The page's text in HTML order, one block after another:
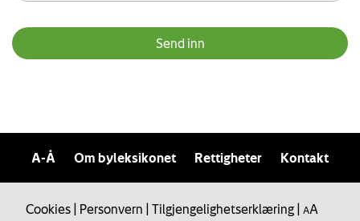
A-Å Om byleksikonet Rettigheter Kontakt
Cookies Personvern Tilgjengelighetserklæring AA